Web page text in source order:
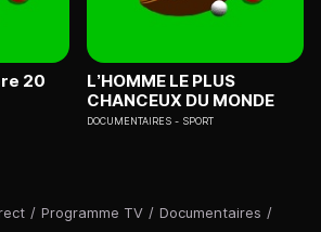
/ Programme TV / Documentaires /
20
L’HOMME LE PLUS
CHANCEUX DU MONDE
DOCUMENTAIRES SPORT